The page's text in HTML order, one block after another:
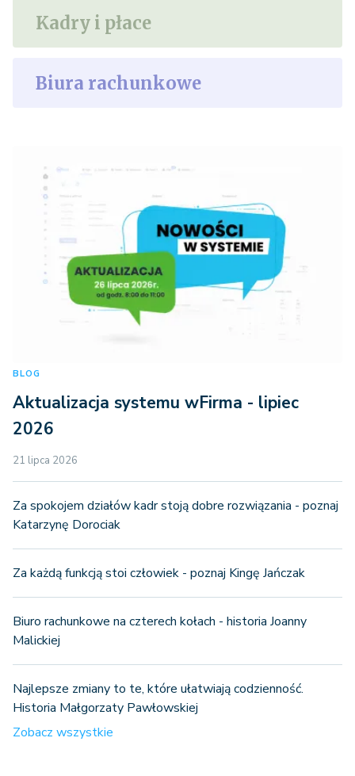
Kadry i płace
Biura rachunkowe
BLOG
Aktualizacja systemu wFirma - lipiec
2026
21 lipca 2026
Za spokojem działów kadr stoją dobre rozwiązania - poznaj
Katarzynę Dorociak
Za każdą funkcją stoi człowiek - poznaj Kingę Jańczak
Biuro rachunkowe na czterech kołach - historia Joanny
Malickiej
Najlepsze zmiany to te, które ułatwiają codzienność.
Historia Małgorzaty Pawłowskiej
Zobacz wszystkie